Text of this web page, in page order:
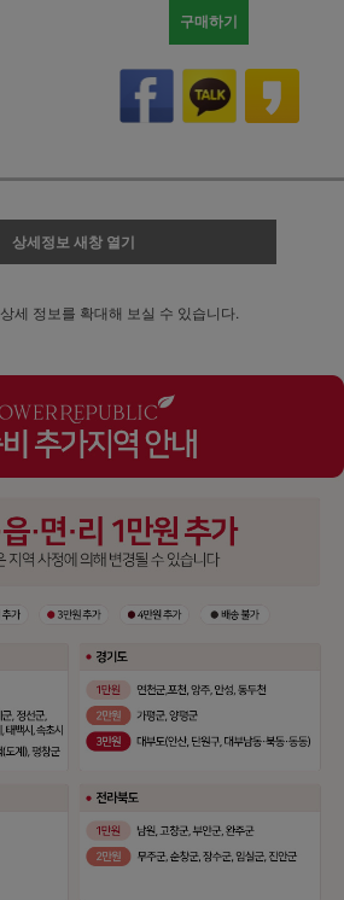
구매하기
상세정보 새창 열기
상세 정보를 확대해 보실 수 있습니다.